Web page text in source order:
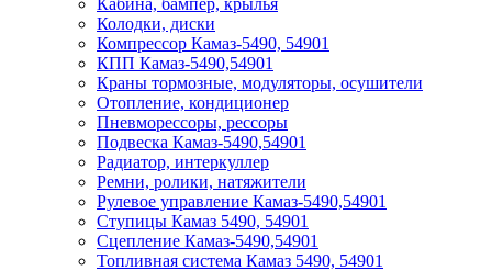
Кабина, бампер, крылья
Колодки, диски
Компрессор Камаз-5490, 54901
КПП Камаз-5490,54901
Краны тормозные, модуляторы, осушители
Отопление, кондиционер
Пневморессоры, рессоры
Подвеска Камаз-5490,54901
Радиатор, интеркуллер
Ремни, ролики, натяжители
Рулевое управление Камаз-5490,54901
Ступицы Камаз 5490, 54901
Сцепление Камаз-5490,54901
Топливная система Камаз 5490, 54901